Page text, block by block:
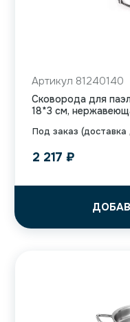
Под заказ (доставка
Артикул 81240140
Сковорода для
18*3 см,
2 217 ₽